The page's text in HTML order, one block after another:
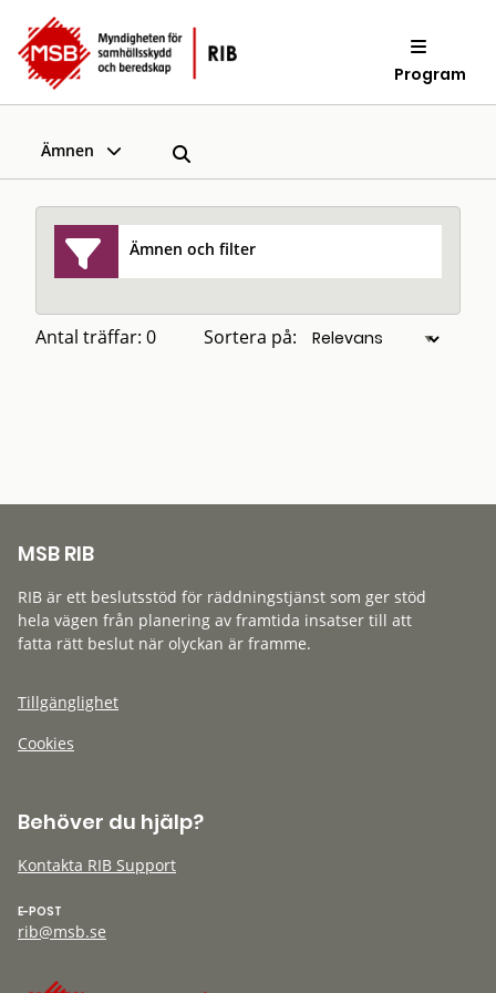
Program
Ämnen
Ämnen och filter
Antal träffar: 0 Sortera på:
MSB RIB
RIB är ett beslutsstöd för räddningstjänst som ger stöd
hela vägen från planering av framtida insatser till att
fatta rätt beslut när olyckan är framme.
Tillgänglighet
Cookies
Behöver du hjälp?
Kontakta RIB Support
E-POST
rib@msb.se